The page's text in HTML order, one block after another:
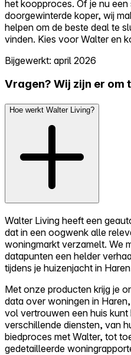
het koopproces. Of je nu
doorgewinterde koper, wij
helpen om de beste deal te
vinden. Kies voor Walter en
Bijgewerkt: april 2026
Vragen? Wij zijn er om
Hoe werkt Walter Living?
Walter Living heeft een
dat in een oogwenk alle
woningmarkt verzamelt. We
datapunten een helder
tijdens je huizenjacht in
Met onze producten krijg je
data over woningen in
vol vertrouwen een huis kunt
verschillende diensten, van
biedproces met Walter, tot
gedetailleerde